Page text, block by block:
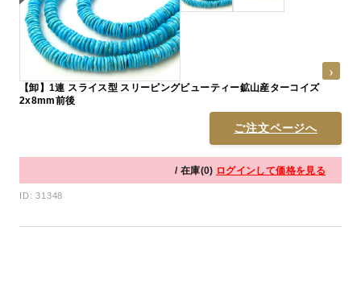
【卸】1連 スライス型 スリーピングビューティー鉱山産ターコイズ
2x8mm前後
ご注文ページへ
/ 在庫(0) ログインして価格を見る
ID: 31348